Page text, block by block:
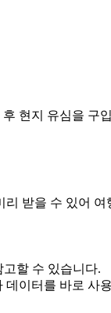
현지 유심을 구
받을 수 있어
할 수 있습니다.
이터를 바로 사